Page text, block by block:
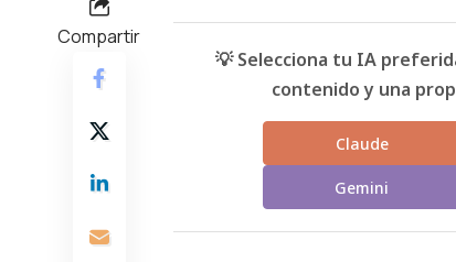
Compartir
💡 Selecciona tu IA
contenido y una
Claude
Gemini